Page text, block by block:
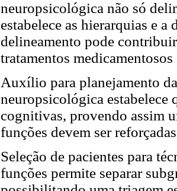
neuropsicológica não só
estabelece as hierarquias e a
delineamento pode
tratamentos
Auxílio para planejamento
neuropsicológica estabelece
cognitivas, provendo assim
funções devem ser
Seleção de pacientes para
funções permite separar